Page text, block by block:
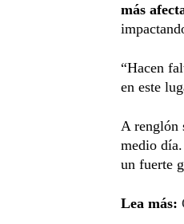
más
“Hacen
en este
A renglón
medio
un fuerte
Lea más: